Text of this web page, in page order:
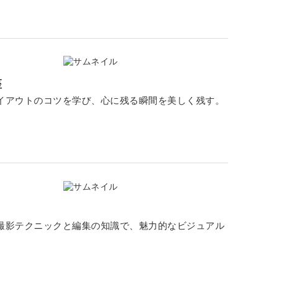
ウトのコツを学び、心に残る瞬間を美しく残す。
テクニックと編集の知識で、魅力的なビジュアル